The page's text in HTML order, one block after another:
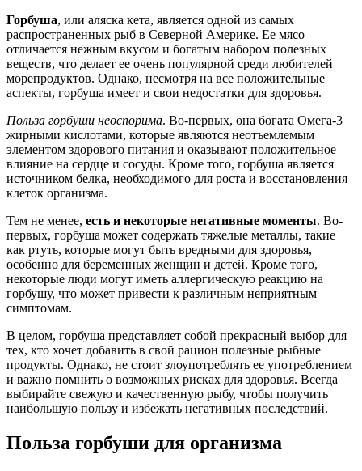
Горбуша, или аляска кета, является одной из самых
распространенных рыб в Северной Америке. Ее мясо
отличается нежным вкусом и богатым набором полезных
веществ, что делает ее очень популярной среди любителей
морепродуктов. Однако, несмотря на все положительные
аспекты, горбуша имеет и свои недостатки для здоровья.
Польза горбуши неоспорима. Во-первых, она богата Омега-3
жирными кислотами, которые являются неотъемлемым
элементом здорового питания и оказывают положительное
влияние на сердце и сосуды. Кроме того, горбуша является
источником белка, необходимого для роста и восстановления
клеток организма.
Тем не менее, есть и некоторые негативные моменты. Во-
первых, горбуша может содержать тяжелые металлы, такие
как ртуть, которые могут быть вредными для здоровья,
особенно для беременных женщин и детей. Кроме того,
некоторые люди могут иметь аллергическую реакцию на
горбушу, что может привести к различным неприятным
симптомам.
В целом, горбуша представляет собой прекрасный выбор для
тех, кто хочет добавить в свой рацион полезные рыбные
продукты. Однако, не стоит злоупотреблять ее употреблением
и важно помнить о возможных рисках для здоровья. Всегда
выбирайте свежую и качественную рыбу, чтобы получить
наибольшую пользу и избежать негативных последствий.
Польза горбуши для организма